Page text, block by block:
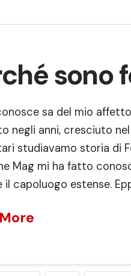
sono
sa del mio
negli anni, cresciuto
studiavamo storia di
Mag mi ha fatto
il capoluogo estense.